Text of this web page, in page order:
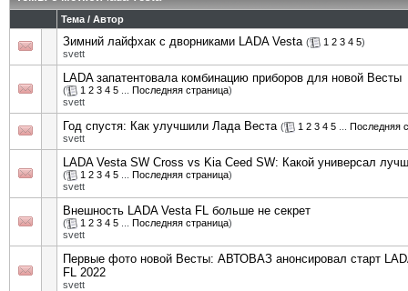
Тема / Автор
Зимний лайфхак с дворниками LADA Vesta ( 1 2 3 4 5)
svett
LADA запатентовала комбинацию приборов для новой Весты
( 1 2 3 4 5 Последняя страница)
svett
Год спустя: Как улучшили Лада Веста ( 1 2 3 4 5
Последняя
svett
LADA Vesta SW Cross vs Kia Ceed SW: Какой универсал
( 1 2 3 4 5 Последняя страница)
svett
Внешность LADA Vesta FL больше не секрет
( 1 2 3 4 5 Последняя страница)
svett
Первые фото новой Весты: АВТОВАЗ анонсировал старт
FL 2022
svett